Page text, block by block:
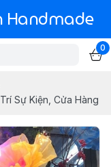
Handmade
0
Sự Kiện, Cửa Hàng